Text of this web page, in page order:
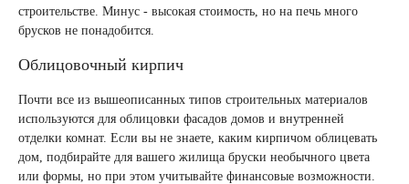
строительстве. Минус - высокая стоимость, но на печь много
брусков не понадобится.
Облицовочный кирпич
Почти все из вышеописанных типов строительных материалов
используются для облицовки фасадов домов и внутренней
отделки комнат. Если вы не знаете, каким кирпичом облицевать
дом, подбирайте для вашего жилища бруски необычного цвета
или формы, но при этом учитывайте финансовые возможности.